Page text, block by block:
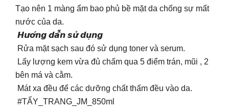
Tạo nên 1 màng ẩm bao phủ bề mặt da chống sự mất
nước của da.
𝙃𝙪̛𝙤̛́𝙣𝙜 𝙙𝙖̂̃𝙣 𝙨𝙪̛̉ 𝙙𝙪̣𝙣𝙜
Rửa mặt sạch sau đó sử dụng toner và serum.
Lấy lượng kem vừa đủ chấm qua 5 điểm trán, mũi , 2
bên má và cằm.
Mát xa đều để các dưỡng chất thấm đều vào da.
#TẨY_TRANG_JM_850ml